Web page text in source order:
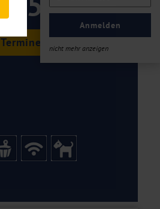
Anmelden
nicht mehr anzeigen
Termine & Preise